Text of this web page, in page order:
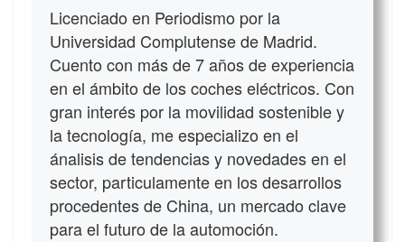
Licenciado en Periodismo por la
Universidad Complutense de Madrid.
Cuento con más de 7 años de experiencia
en el ámbito de los coches eléctricos. Con
gran interés por la movilidad sostenible y
la tecnología, me especializo en el
ánalisis de tendencias y novedades en el
sector, particulamente en los desarrollos
procedentes de China, un mercado clave
para el futuro de la automoción.